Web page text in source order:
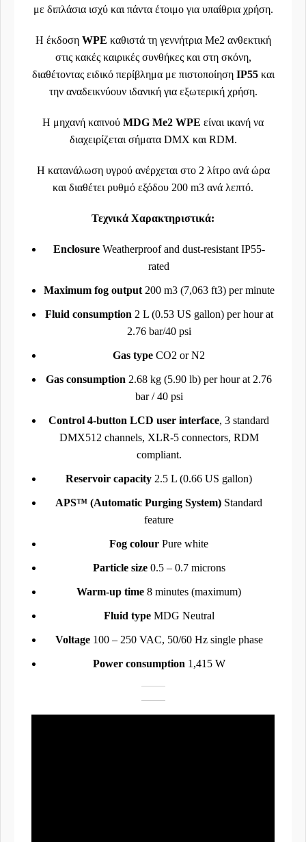
με διπλάσια ισχύ και πάντα έτοιμο για υπαίθρια χρήση.
Η έκδοση WPE καθιστά τη γεννήτρια Me2 ανθεκτική
στις κακές καιρικές συνθήκες και στη σκόνη,
διαθέτοντας ειδικό περίβλημα με πιστοποίηση IP55 και
την αναδεικνύουν ιδανική για εξωτερική χρήση.
H μηχανή καπνού MDG Me2 WPE είναι ικανή να
διαχειρίζεται σήματα DMX και RDM.
Η κατανάλωση υγρού ανέρχεται στο 2 λίτρο ανά ώρα
και διαθέτει ρυθμό εξόδου 200 m3 ανά λεπτό.
Τεχνικά Χαρακτηριστικά:
Enclosure Weatherproof and dust-resistant IP55-
rated
Maximum fog output200 m3 (7,063 ft3) per minute
Fluid consumption 2 L (0.53 US gallon) per hour at
2.76 bar/40 psi
Gas type CO2 or N2
Gas consumption 2.68 kg (5.90 lb) per hour at 2.76
bar / 40 psi
Control 4-button LCD user interface, 3 standard
DMX512 channels, XLR-5 connectors, RDM
compliant.
Reservoir capacity 2.5 L (0.66 US gallon)
APS™ (Automatic Purging System) Standard
feature
Fog colour Pure white
Particle size0.5 – 0.7 microns
Warm-up time 8 minutes (maximum)
Fluid typeMDG Neutral
Voltage100 – 250 VAC, 50/60 Hz single phase
Power consumption 1,415 W